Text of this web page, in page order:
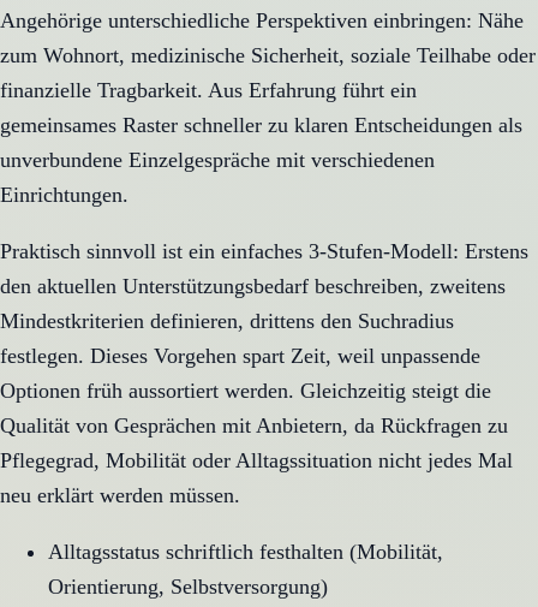
Angehörige unterschiedliche Perspektiven einbringen: Nähe
zum Wohnort, medizinische Sicherheit, soziale Teilhabe oder
finanzielle Tragbarkeit. Aus Erfahrung führt ein
gemeinsames Raster schneller zu klaren Entscheidungen als
unverbundene Einzelgespräche mit verschiedenen
Einrichtungen.
Praktisch sinnvoll ist ein einfaches 3-Stufen-Modell: Erstens
den aktuellen Unterstützungsbedarf beschreiben, zweitens
Mindestkriterien definieren, drittens den Suchradius
festlegen. Dieses Vorgehen spart Zeit, weil unpassende
Optionen früh aussortiert werden. Gleichzeitig steigt die
Qualität von Gesprächen mit Anbietern, da Rückfragen zu
Pflegegrad, Mobilität oder Alltagssituation nicht jedes Mal
neu erklärt werden müssen.
Alltagsstatus schriftlich festhalten (Mobilität,
Orientierung, Selbstversorgung)